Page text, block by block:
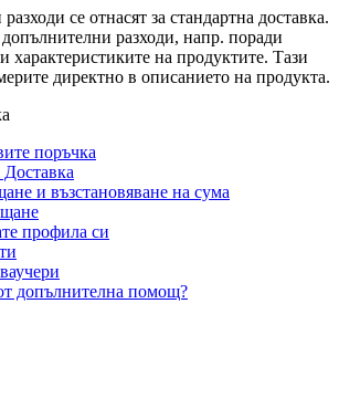
се отнасят за стандартна доставка.
разходи, напр. поради
характеристиките на продуктите. Тази
директно в описанието на продукта.
поръчка
и възстановяване на сума
профила си
допълнителна помощ?